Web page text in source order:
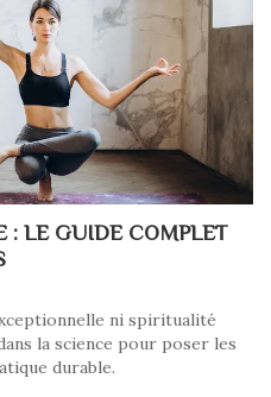
: LE GUIDE COMPLET
ni spiritualité
la science pour poser les
durable.